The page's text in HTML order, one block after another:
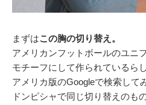
まずはこの胸の切り替え。
アメリカンフットボールのユニ
モチーフにして作られているら
アメリカ版のGoogleで検索して
ドンピシャで同じ切り替えのも